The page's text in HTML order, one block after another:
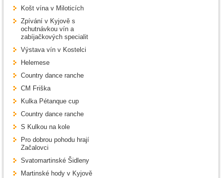
Košt vína v Miloticích
Zpívání v Kyjově s
ochutnávkou vín a
zabíjačkových specialit
Výstava vín v Kostelci
Helemese
Country dance ranche
CM Friška
Kulka Pétanque cup
Country dance ranche
S Kulkou na kole
Pro dobrou pohodu hrají
Začalovci
Svatomartinské Šidleny
Martinské hody v Kyjově